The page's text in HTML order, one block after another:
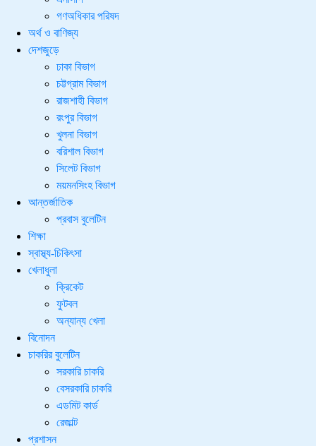
গণঅধিকার পরিষদ
অর্থ ও বাণিজ্য
দেশজুড়ে
ঢাকা বিভাগ
চট্টগ্রাম বিভাগ
রাজশাহী বিভাগ
রংপুর বিভাগ
খুলনা বিভাগ
বরিশাল বিভাগ
সিলেট বিভাগ
ময়মনসিংহ বিভাগ
আন্তর্জাতিক
প্রবাস বুলেটিন
শিক্ষা
স্বাস্থ্য-চিকিৎসা
খেলাধুলা
ক্রিকেট
ফুটবল
অন্যান্য খেলা
বিনোদন
চাকরির বুলেটিন
সরকারি চাকরি
বেসরকারি চাকরি
এডমিট কার্ড
রেজাল্ট
প্রশাসন